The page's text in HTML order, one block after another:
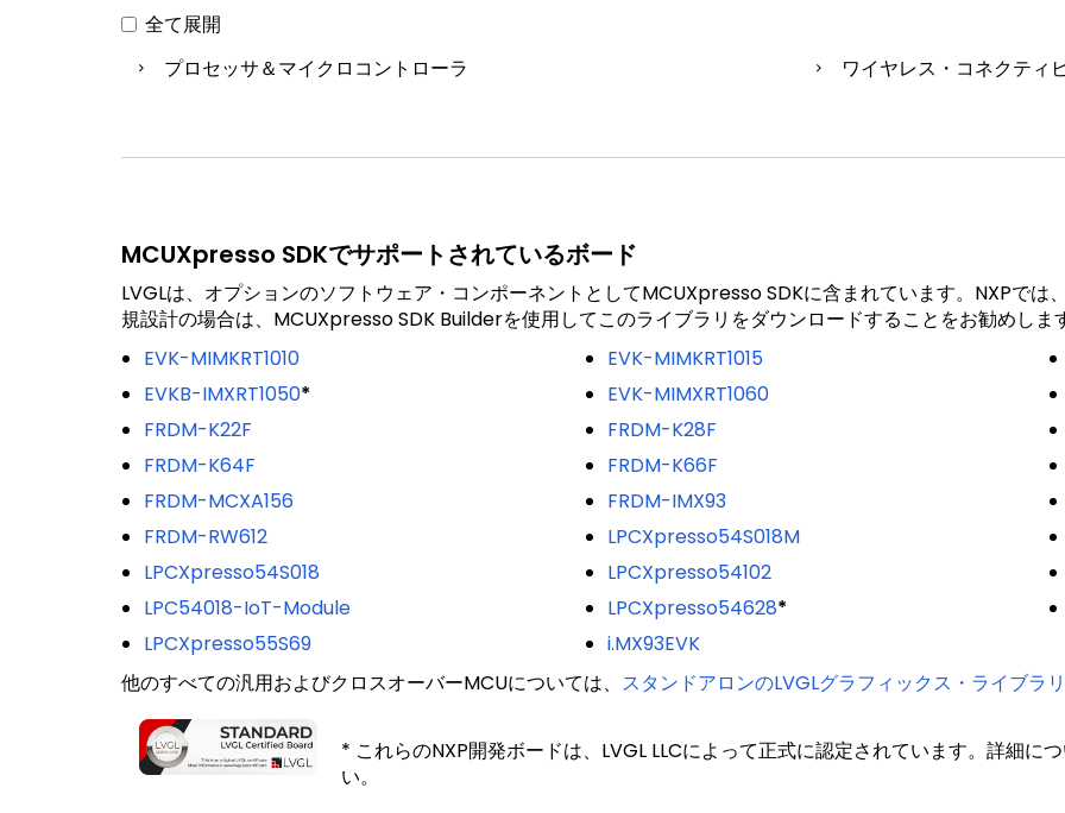
全て展開
プロセッサ＆マイクロコントローラ
ワイヤレス・コネクティ
MCUXpresso SDKでサポートされているボード
LVGLは、オプションのソフトウェア・コンポーネントとしてMCUXpresso SDKに含まれています。NXPで
規設計の場合は、MCUXpresso SDK Builderを使用してこのライブラリをダウンロードすることをお勧めしま
EVK-MIMKRT1010
EVKB-IMXRT1050*
FRDM-K22F
FRDM-K64F
FRDM-MCXA156
FRDM-RW612
LPCXpresso54S018
LPC54018-IoT-Module
LPCXpresso55S69
EVK-MIMKRT1015
EVK-MIMXRT1060
FRDM-K28F
FRDM-K66F
FRDM-IMX93
LPCXpresso54S018M
LPCXpresso54102
LPCXpresso54628*
i.MX93EVK
他のすべての汎用およびクロスオーバーMCUについては、 スタンドアロンのLVGLグラフィックス・ライブラ
* これらのNXP開発ボードは、LVGL LLCによって正式に認定されています。詳細につ
い。